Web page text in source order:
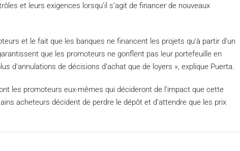
et leurs exigences lorsqu’il s’agit de financer de nouveaux
et le fait que les banques ne financent les projets qu’à partir d’un
que les promoteurs ne gonflent pas leur portefeuille en
d’annulations de décisions d’achat que de loyers », explique Puerta.
les promoteurs eux-mêmes qui décideront de l’impact que cette
acheteurs décident de perdre le dépôt et d’attendre que les prix